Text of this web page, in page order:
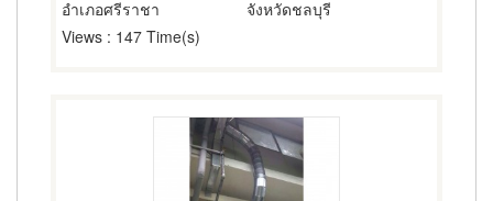
อำเภอศรีราชา
จังหวัดชลบุรี
Views : 147 Time(s)